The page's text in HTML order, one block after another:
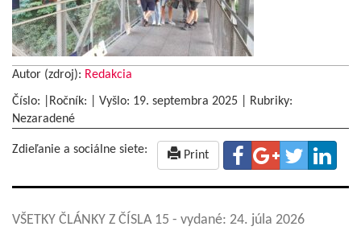
Autor (zdroj): Redakcia
Číslo: |Ročník: | Vyšlo: 19. septembra 2025
Rubriky:
Nezaradené
Zdieľanie a sociálne siete: Print
VŠETKY ČLÁNKY Z ČÍSLA 15 - vydané: 24. júla 2026